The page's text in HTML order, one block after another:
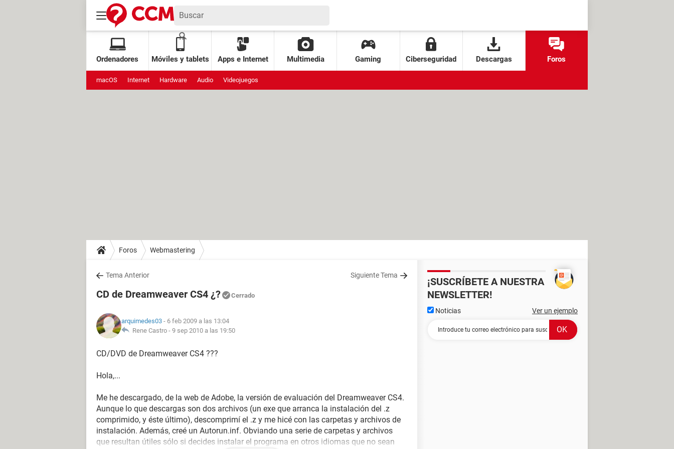
Ordenadores Móviles y tablets Apps e Internet Multimedia Gaming Ciberseguridad Descargas Foros
macOS Internet Hardware Audio Videojuegos
Foros Webmastering
Tema Anterior Siguiente Tema
CD de Dreamweaver CS4 ¿? Cerrado
arquimedes03 - 6 feb 2009 a las 13:04
Rene Castro - 9 sep 2010 a las 19:50
CD/DVD de Dreamweaver CS4 ???
Hola,...
Me he descargado, de la web de Adobe, la versión de evaluación del Dreamweaver CS4.
Aunque lo que descargas son dos archivos (un exe que arranca la instalación del .z
comprimido, y éste último), descomprimí el .z y me hicé con las carpetas y archivos de
instalación. Además, creé un Autorun.inf. Obviando una serie de carpetas y archivos
que resultan útiles sólo si decides instalar el programa en otros idiomas que no sean
¡SUSCRÍBETE A NUESTRA
NEWSLETTER!
Noticias Ver un ejemplo